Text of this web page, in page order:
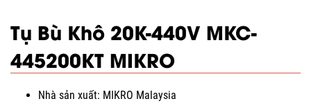
Tụ Bù Khô 20K-440V MKC-
445200KT MIKRO
Nhà sản xuất: MIKRO Malaysia